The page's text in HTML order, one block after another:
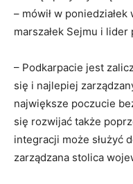
– mówił w
marszałek Sejmu i
– Podkarpacie jest
się i najlepiej
największe poczucie
się rozwijać także
integracji może służyć
zarządzana stolica